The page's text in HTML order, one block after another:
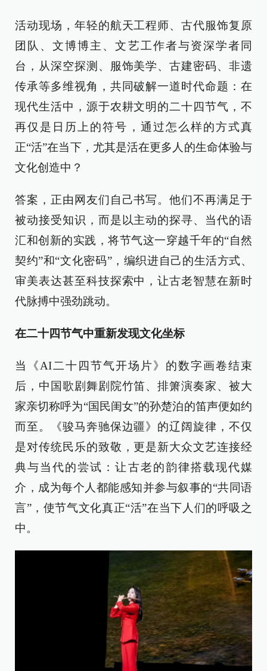
活动现场，年轻的航天工程师、古代服饰复原
团队、文博博主、文艺工作者与资深学者同
台，从深空探测、服饰美学、古建密码、非遗
传承等多维视角，共同破解一道时代命题：在
现代生活中，源于农耕文明的二十四节气，不
再仅是日历上的符号，通过怎么样的方式真
正“活”在当下，尤其是活在更多人的生命体验与
文化创造中？
答案，正由网友们自己书写。他们不再满足于
被动接受知识，而是以主动的探寻、当代的语
汇和创新的实践，将节气这一穿越千年的“自然
契约”和“文化密码”，编织进自己的生活方式、
审美表达甚至科技探索中，让古老智慧在新时
代脉搏中强劲跳动。
在二十四节气中重新发现文化坐标
当《AI二十四节气开场片》的数字画卷结束
后，中国歌剧舞剧院竹笛、排箫演奏家、被大
家亲切称呼为“国民闺女”的孙楚泊的笛声便如约
而至。《骏马奔驰保边疆》的辽阔旋律，不仅
是对传统民乐的致敬，更是新大众文艺连接经
典与当代的尝试：让古老的韵律搭载现代媒
介，成为每个人都能感知并参与叙事的“共同语
言”，使节气文化真正“活”在当下人们的呼吸之
中。